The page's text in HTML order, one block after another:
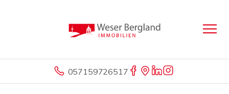
057159726517